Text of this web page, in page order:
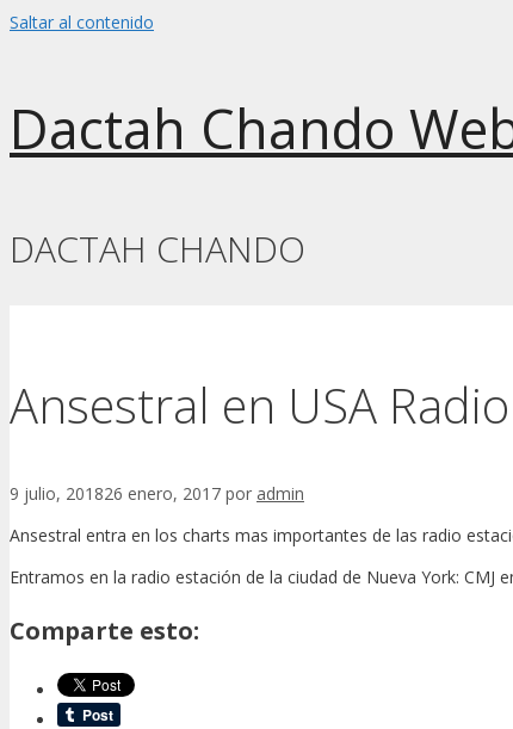
Saltar al contenido
Dactah Chando
DACTAH CHANDO
Ansestral en USA
9 julio, 201826 enero, 2017 por admin
Ansestral entra en los charts mas importantes de las radio
Entramos en la radio estación de la ciudad de Nueva York: CMJ
Comparte esto: